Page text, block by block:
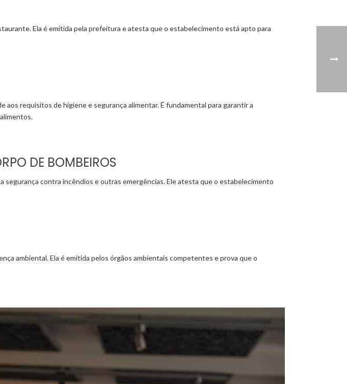
Ela é emitida pela prefeitura e atesta que o estabelecimento está apto para
requisitos de higiene e segurança alimentar. É fundamental para garantir a
DE BOMBEIROS
segurança contra incêndios e outras emergências. Ele atesta que o estabelecimento
ambiental. Ela é emitida pelos órgãos ambientais competentes e prova que o